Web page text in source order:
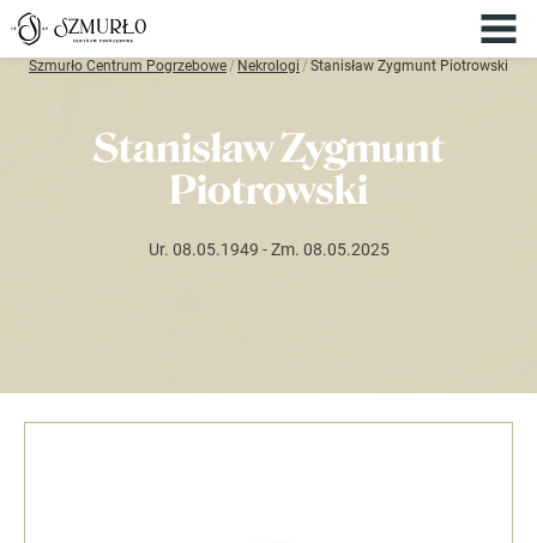
Szmurło Centrum Pogrzebowe / Nekrologi / Stanisław Zygmunt Piotrowski
Stanisław Zygmunt
Piotrowski
Ur. 08.05.1949 - Zm. 08.05.2025